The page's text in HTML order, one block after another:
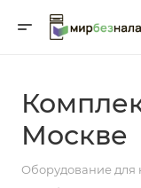
Москве
Оборудование для